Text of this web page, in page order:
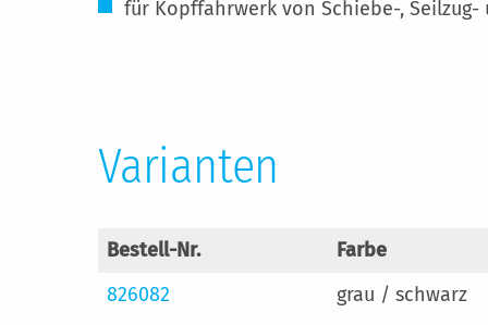
für Kopffahrwerk von Schiebe-,
Varianten
Bestell-Nr.
Farbe
826082
grau / schwarz